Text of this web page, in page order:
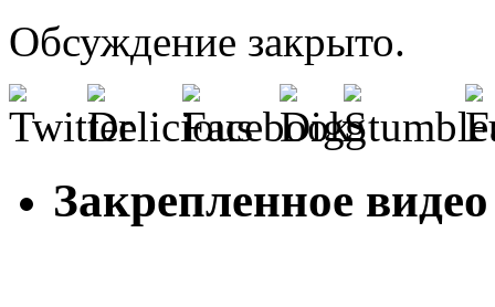
Обсуждение закрыто.
Закрепленное видео